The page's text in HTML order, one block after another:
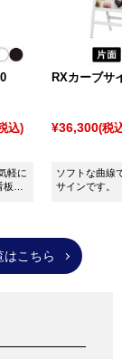
込)
軽に
板
RXカーブサイ
¥36,300(税込)
ソフトな曲線で
サインです。
はこちら